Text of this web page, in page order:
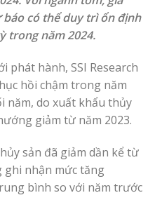
có thể duy trì ổn định
trong năm 2024.
phát hành, SSI Research
hồi chậm trong năm
năm, do xuất khẩu thủy
giảm từ năm 2023.
sản đã giảm dần kể từ
ghi nhận mức tăng
bình so với năm trước